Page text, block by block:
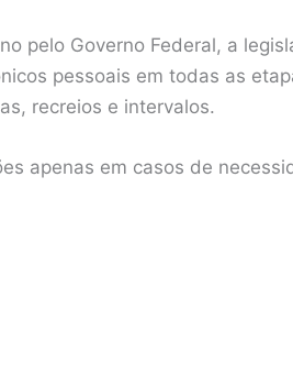
pelo Governo Federal, a
pessoais em todas as
recreios e intervalos.
apenas em casos de